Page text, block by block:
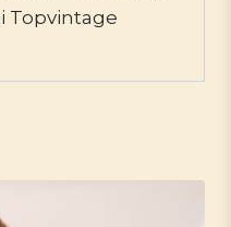
Topvintage